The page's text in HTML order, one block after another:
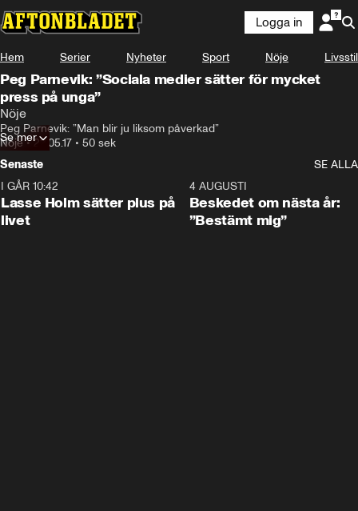
Logga in
Hem Serier Nyheter Sport Nöje Livsstil
Peg Parnevik: ”Sociala medier sätter för mycket
press på unga”
Nöje
Peg Parnevik: ”Man blir ju liksom påverkad”
Nöje•22.05.17 • 50 sek
Se mer
Senaste
SE ALLA
I GÅR 10:42
Lasse Holm sätter plus på
livet
4 AUGUSTI
Beskedet om nästa år:
”Bestämt mig”